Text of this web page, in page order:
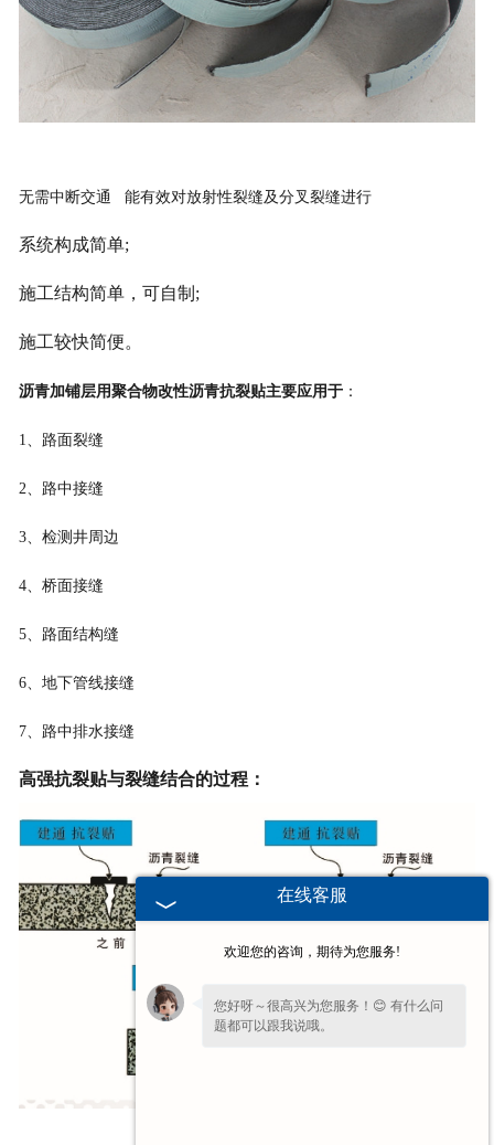
无需中断交通 能有效对放射性裂缝及分叉裂缝进行
系统构成简单;
施工结构简单，可自制 ;
施工较快简便。
沥青加铺层用聚合物改性沥青抗裂贴主要应用于：
1、路面裂缝
2、路中接缝
3、检测井周边
4、桥面接缝
5、路面结构缝
6、地下管线接缝
7、路中排水接缝
高强抗裂贴与裂缝结合的过程：
在线客服
欢迎您的咨询，期待为您服务!
您好呀～很高兴为您服务！😊 有什么问
题都可以跟我说哦。